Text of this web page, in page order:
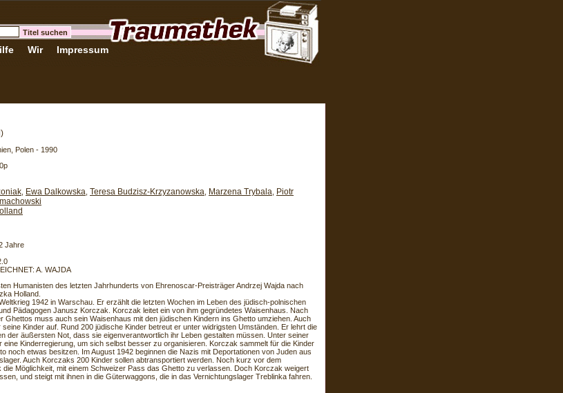
Wir Impressum
Polen - 1990
Ewa Dalkowska Teresa Budzisz-Krzyzanowska Marzena Trybala Piotr
Jahre
A. WAJDA
Humanisten des letzten Jahrhunderts von Ehrenoscar-Preisträger Andrzej Wajda nach
Holland.
1942 in Warschau. Er erzählt die letzten Wochen im Leben des jüdisch-polnischen
Pädagogen Janusz Korczak. Korczak leitet ein von ihm gegründetes Waisenhaus. Nach
Ghettos muss auch sein Waisenhaus mit den jüdischen Kindern ins Ghetto umziehen. Auch
Kinder auf. Rund 200 jüdische Kinder betreut er unter widrigsten Umständen. Er lehrt die
der äußersten Not, dass sie eigenverantwortlich ihr Leben gestalten müssen. Unter seiner
eine Kinderregierung, um sich selbst besser zu organisieren. Korczak sammelt für die Kinder
noch etwas besitzen. Im August 1942 beginnen die Nazis mit Deportationen von Juden aus
Auch Korczaks 200 Kinder sollen abtransportiert werden. Noch kurz vor dem
Möglichkeit, mit einem Schweizer Pass das Ghetto zu verlassen. Doch Korczak weigert
und steigt mit ihnen in die Güterwaggons, die in das Vernichtungslager Treblinka fahren.